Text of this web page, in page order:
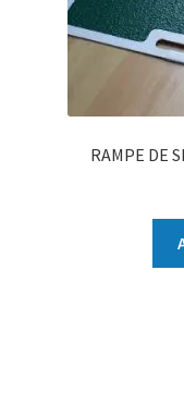
RAMPE DE